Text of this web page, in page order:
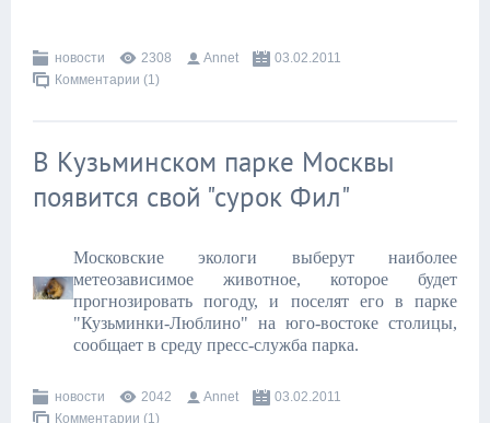
новости 2308 Annet
03.02.2011
Комментарии (1)
В Кузьминском парке Москвы
появится свой "сурок Фил"
Московские экологи выберут наиболее
метеозависимое животное, которое будет
прогнозировать погоду, и поселят его в парке
"Кузьминки-Люблино" на юго-востоке столицы,
сообщает в среду пресс-служба парка.
новости 2042 Annet
03.02.2011
Комментарии (1)